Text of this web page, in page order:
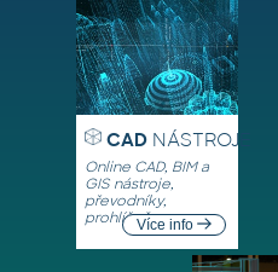
CADNÁSTROJE
Online CAD, BIM a
GIS nástroje,
převodníky,
prohlížečeVíce info